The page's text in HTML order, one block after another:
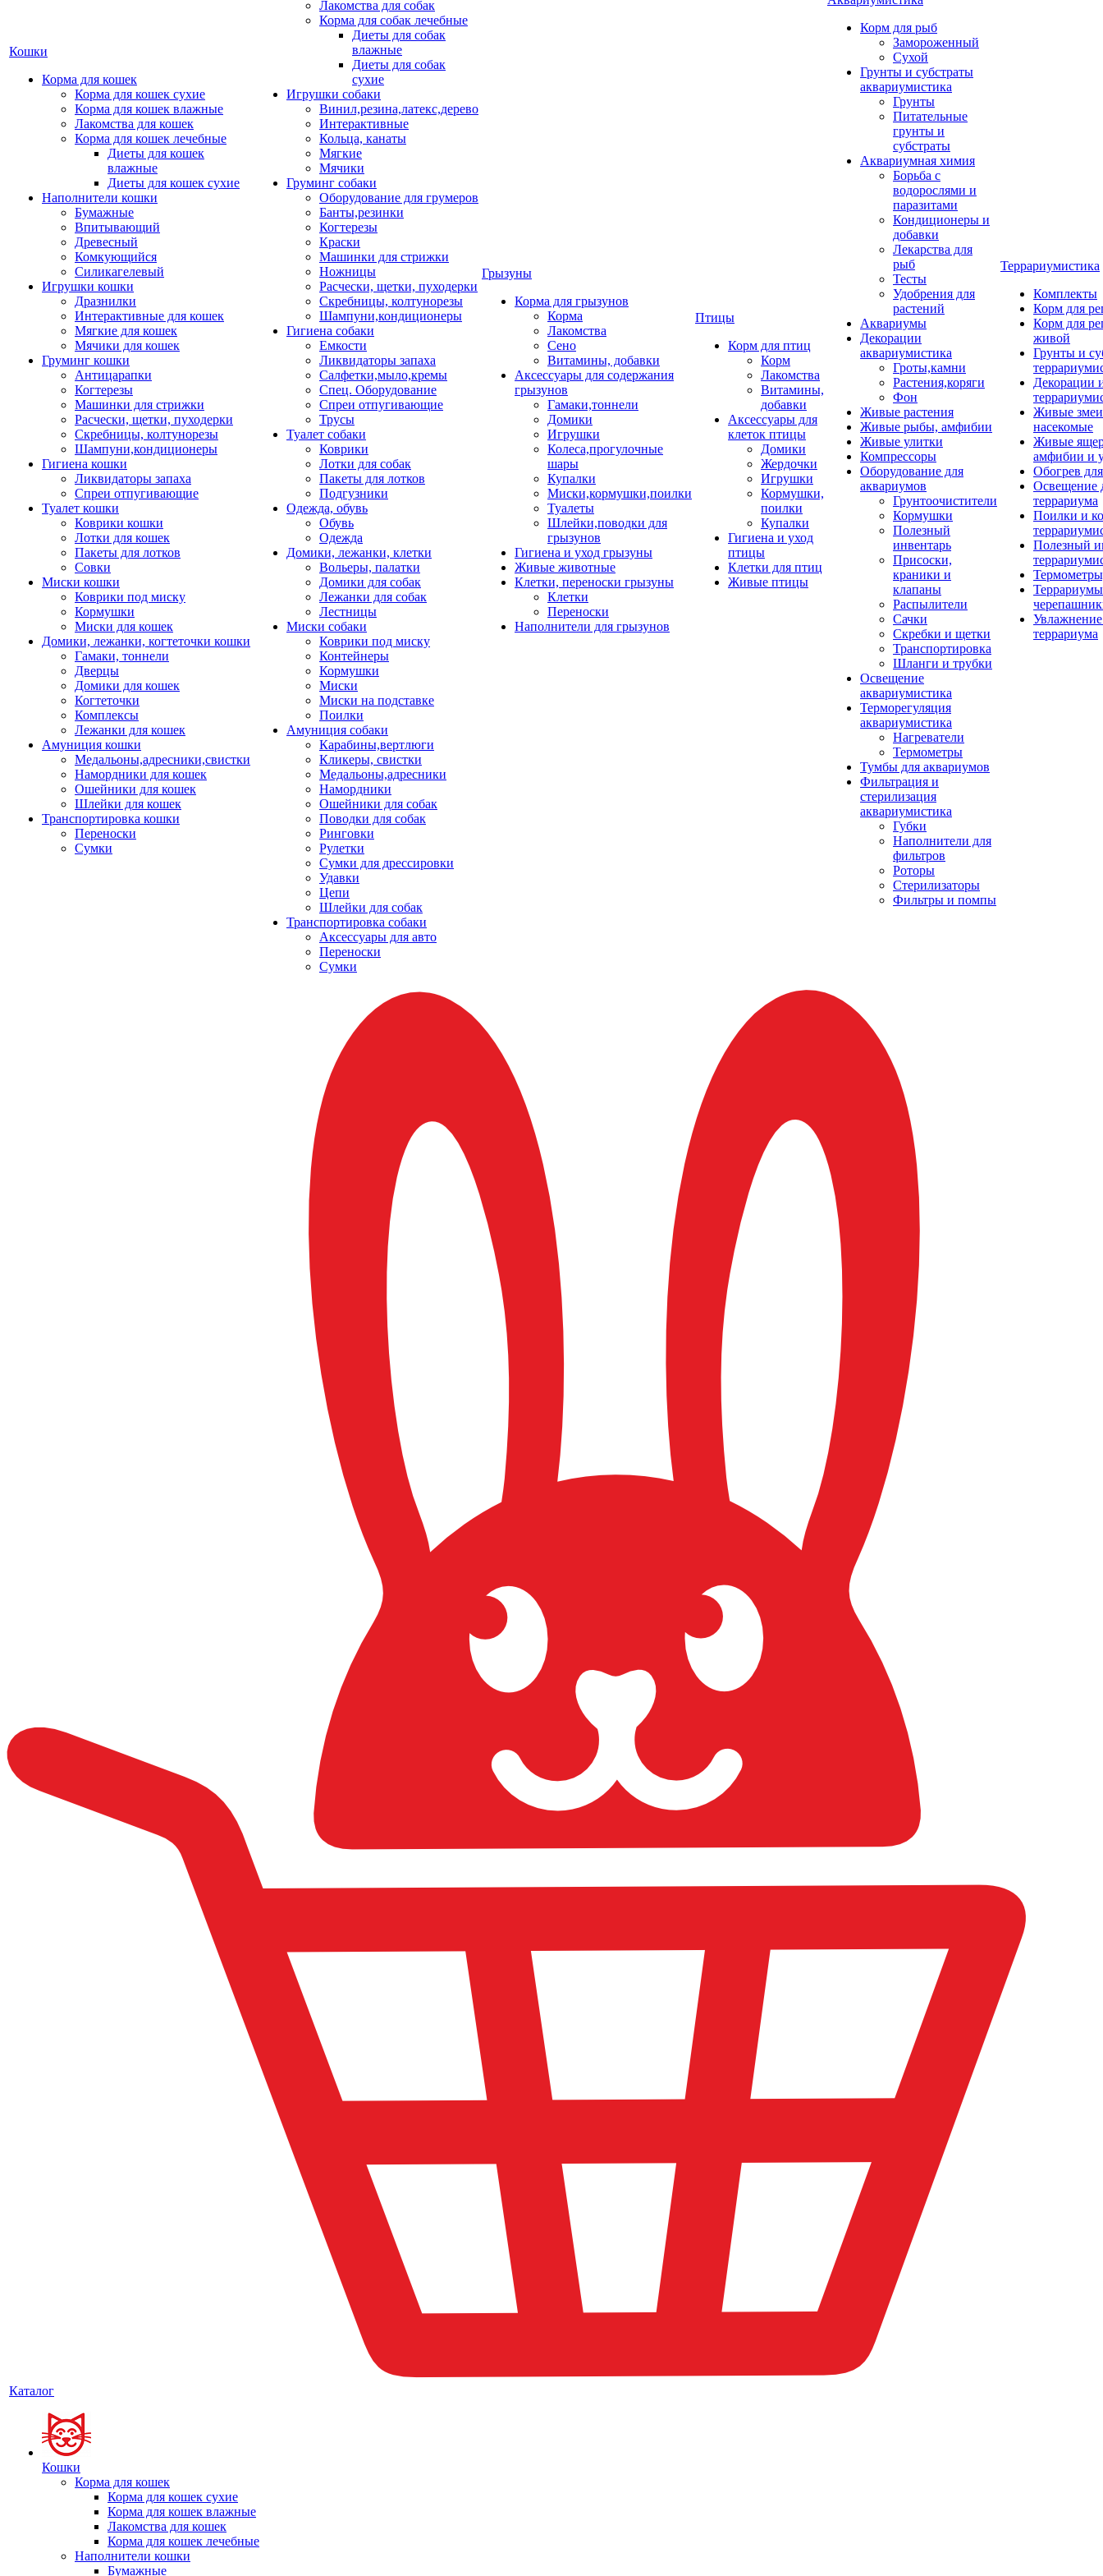
Кошки
Корма для кошек
Корма для кошек сухие
Корма для кошек влажные
Лакомства для кошек
Корма для кошек лечебные
Диеты для кошек
влажные
Диеты для кошек сухие
Наполнители кошки
Бумажные
Впитывающий
Древесный
Комкующийся
Силикагелевый
Игрушки кошки
Дразнилки
Интерактивные для кошек
Мягкие для кошек
Мячики для кошек
Груминг кошки
Антицарапки
Когтерезы
Машинки для стрижки
Расчески, щетки, пуходерки
Скребницы, колтунорезы
Шампуни,кондиционеры
Гигиена кошки
Ликвидаторы запаха
Спреи отпугивающие
Туалет кошки
Коврики кошки
Лотки для кошек
Пакеты для лотков
Совки
Миски кошки
Коврики под миску
Кормушки
Миски для кошек
Домики, лежанки, когтеточки кошки
Гамаки, тоннели
Дверцы
Домики для кошек
Когтеточки
Комплексы
Лежанки для кошек
Амуниция кошки
Медальоны,адресники,свистки
Намордники для кошек
Ошейники для кошек
Шлейки для кошек
Транспортировка кошки
Переноски
Сумки
Лакомства для собак
Корма для собак лечебные
Диеты для собак
влажные
Диеты для собак
сухие
Игрушки собаки
Винил,резина,латекс,дерево
Интерактивные
Кольца, канаты
Мягкие
Мячики
Груминг собаки
Оборудование для грумеров
Банты,резинки
Когтерезы
Краски
Машинки для стрижки
Ножницы
Расчески, щетки, пуходерки
Скребницы, колтунорезы
Шампуни,кондиционеры
Гигиена собаки
Емкости
Ликвидаторы запаха
Салфетки,мыло,кремы
Спец. Оборудование
Спреи отпугивающие
Трусы
Туалет собаки
Коврики
Лотки для собак
Пакеты для лотков
Подгузники
Одежда, обувь
Обувь
Одежда
Домики, лежанки, клетки
Вольеры, палатки
Домики для собак
Лежанки для собак
Лестницы
Миски собаки
Коврики под миску
Контейнеры
Кормушки
Миски
Миски на подставке
Поилки
Амуниция собаки
Карабины,вертлюги
Кликеры, свистки
Медальоны,адресники
Намордники
Ошейники для собак
Поводки для собак
Ринговки
Рулетки
Сумки для дрессировки
Удавки
Цепи
Шлейки для собак
Транспортировка собаки
Аксессуары для авто
Переноски
Сумки
Грызуны
Корма для грызунов
Корма
Лакомства
Сено
Витамины, добавки
Аксессуары для содержания
грызунов
Гамаки,тоннели
Домики
Игрушки
Колеса,прогулочные
шары
Купалки
Миски,кормушки,поилки
Туалеты
Шлейки,поводки для
грызунов
Гигиена и уход грызуны
Живые животные
Клетки, переноски грызуны
Клетки
Переноски
Наполнители для грызунов
Птицы
Корм для птиц
Корм
Лакомства
Витамины,
добавки
Аксессуары для
клеток птицы
Домики
Жердочки
Игрушки
Кормушки,
поилки
Купалки
Гигиена и уход
птицы
Клетки для птиц
Живые птицы
Корм для рыб
Замороженный
Сухой
Грунты и субстраты
аквариумистика
Грунты
Питательные
грунты и
субстраты
Аквариумная химия
Борьба с
водорослями и
паразитами
Кондиционеры и
добавки
Лекарства для
рыб
Тесты
Удобрения для
растений
Аквариумы
Декорации
аквариумистика
Гроты,камни
Растения,коряги
Фон
Живые растения
Живые рыбы, амфибии
Живые улитки
Компрессоры
Оборудование для
аквариумов
Грунтоочистители
Кормушки
Полезный
инвентарь
Присоски,
краники и
клапаны
Распылители
Сачки
Скребки и щетки
Транспортировка
Шланги и трубки
Освещение
аквариумистика
Терморегуляция
аквариумистика
Нагреватели
Термометры
Тумбы для аквариумов
Фильтрация и
стерилизация
аквариумистика
Губки
Наполнители для
фильтров
Роторы
Стерилизаторы
Фильтры и помпы
Террариумистика
Комплекты
Корм для
Корм для
живой
Грунты и
Декорации
Живые
насекомые
Живые
амфибии и
Обогрев
Освещение
террариума
Поилки и
Полезный
террариума
Каталог
Кошки
Корма для кошек
Корма для кошек сухие
Корма для кошек влажные
Лакомства для кошек
Корма для кошек лечебные
Наполнители кошки
Бумажные